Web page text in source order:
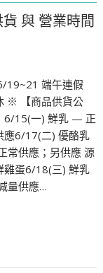
與 營業時間
19~21 端午連假
※ 【商品供貨公
6/15(一) 鮮乳 — 正
應6/17(二) 優酪乳
常供應；另供應 源
雞蛋6/18(三) 鮮乳
量供應…